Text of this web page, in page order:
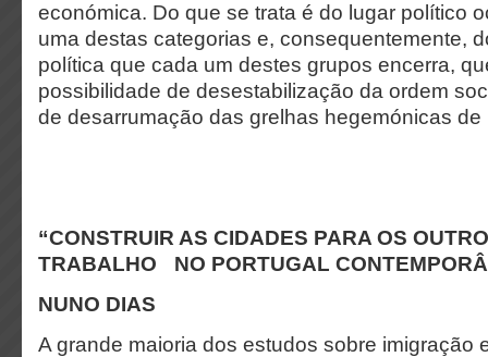
económica. Do que se trata é do lugar político
uma destas categorias e, consequentemente,
política que cada um destes grupos encerra,
possibilidade de desestabilização da ordem
de desarrumação das grelhas hegemónicas
“CONSTRUIR AS CIDADES PARA OS
TRABALHO NO PORTUGAL
NUNO DIAS
A grande maioria dos estudos sobre imigração